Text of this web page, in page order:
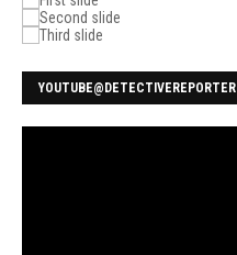
YOUTUBE@DETECTIVEREPORTER